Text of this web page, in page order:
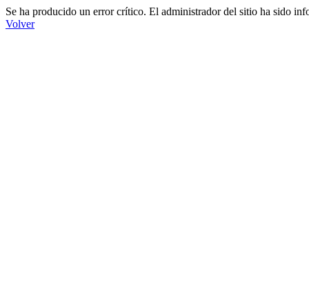
Se ha producido un error crítico. El administrador del sitio ha sido
Volver